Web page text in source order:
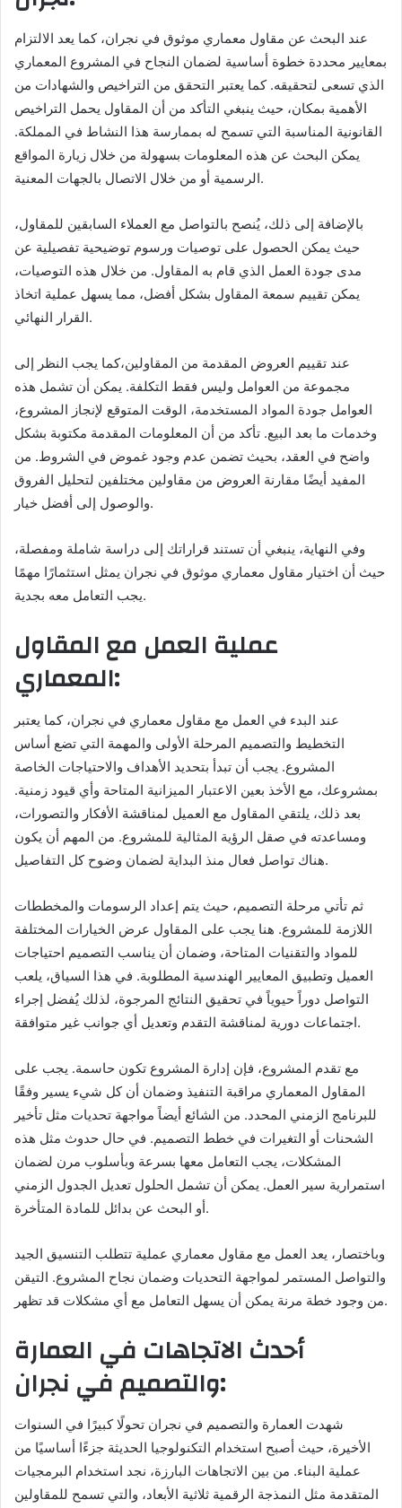
عند البحث عن مقاول معماري موثوق في نجران، كما يعد الالتزام
بمعايير محددة خطوة أساسية لضمان النجاح في المشروع المعماري
الذي تسعى لتحقيقه. كما يعتبر التحقق من التراخيص والشهادات من
الأهمية بمكان، حيث ينبغي التأكد من أن المقاول يحمل التراخيص
القانونية المناسبة التي تسمح له بممارسة هذا النشاط في المملكة.
يمكن البحث عن هذه المعلومات بسهولة من خلال زيارة المواقع
الرسمية أو من خلال الاتصال بالجهات المعنية.
بالإضافة إلى ذلك، يُنصح بالتواصل مع العملاء السابقين للمقاول،
حيث يمكن الحصول على توصيات ورسوم توضيحية تفصيلية عن
مدى جودة العمل الذي قام به المقاول. من خلال هذه التوصيات،
يمكن تقييم سمعة المقاول بشكل أفضل، مما يسهل عملية اتخاذ
القرار النهائي.
عند تقييم العروض المقدمة من المقاولين،كما يجب النظر إلى
مجموعة من العوامل وليس فقط التكلفة. يمكن أن تشمل هذه
العوامل جودة المواد المستخدمة، الوقت المتوقع لإنجاز المشروع،
وخدمات ما بعد البيع. تأكد من أن المعلومات المقدمة مكتوبة بشكل
واضح في العقد، بحيث تضمن عدم وجود غموض في الشروط. من
المفيد أيضًا مقارنة العروض من مقاولين مختلفين لتحليل الفروق
والوصول إلى أفضل خيار.
وفي النهاية، ينبغي أن تستند قراراتك إلى دراسة شاملة ومفصلة،
حيث أن اختيار مقاول معماري موثوق في نجران يمثل استثمارًا مهمًا
يجب التعامل معه بجدية.
عملية العمل مع المقاول
المعماري:
عند البدء في العمل مع مقاول معماري في نجران، كما يعتبر
التخطيط والتصميم المرحلة الأولى والمهمة التي تضع أساس
المشروع. يجب أن تبدأ بتحديد الأهداف والاحتياجات الخاصة
بمشروعك، مع الأخذ بعين الاعتبار الميزانية المتاحة وأي قيود زمنية.
بعد ذلك، يلتقي المقاول مع العميل لمناقشة الأفكار والتصورات،
ومساعدته في صقل الرؤية المثالية للمشروع. من المهم أن يكون
هناك تواصل فعال منذ البداية لضمان وضوح كل التفاصيل.
ثم تأتي مرحلة التصميم، حيث يتم إعداد الرسومات والمخططات
اللازمة للمشروع. هنا يجب على المقاول عرض الخيارات المختلفة
للمواد والتقنيات المتاحة، وضمان أن يناسب التصميم احتياجات
العميل وتطبيق المعايير الهندسية المطلوبة. في هذا السياق، يلعب
التواصل دوراً حيوياً في تحقيق النتائج المرجوة، لذلك يُفضل إجراء
اجتماعات دورية لمناقشة التقدم وتعديل أي جوانب غير متوافقة.
مع تقدم المشروع، فإن إدارة المشروع تكون حاسمة. يجب على
المقاول المعماري مراقبة التنفيذ وضمان أن كل شيء يسير وفقًا
للبرنامج الزمني المحدد. من الشائع أيضاً مواجهة تحديات مثل تأخير
الشحنات أو التغيرات في خطط التصميم. في حال حدوث مثل هذه
المشكلات، يجب التعامل معها بسرعة وبأسلوب مرن لضمان
استمرارية سير العمل. يمكن أن تشمل الحلول تعديل الجدول الزمني
أو البحث عن بدائل للمادة المتأخرة.
وباختصار، يعد العمل مع مقاول معماري عملية تتطلب التنسيق الجيد
والتواصل المستمر لمواجهة التحديات وضمان نجاح المشروع. التيقن
من وجود خطة مرنة يمكن أن يسهل التعامل مع أي مشكلات قد تظهر.
أحدث الاتجاهات في العمارة
والتصميم في نجران:
شهدت العمارة والتصميم في نجران تحولًا كبيرًا في السنوات
الأخيرة، حيث أصبح استخدام التكنولوجيا الحديثة جزءًا أساسيًا من
عملية البناء. من بين الاتجاهات البارزة، نجد استخدام البرمجيات
المتقدمة مثل النمذجة الرقمية ثلاثية الأبعاد، والتي تسمح للمقاولين